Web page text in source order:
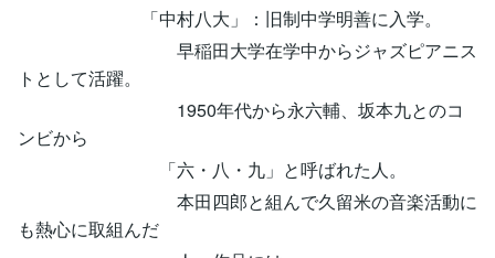
「中村八大」：旧制中学明善に入学。
早稲田大学在学中からジャズピアニス
トとして活躍。
1950年代から永六輔、坂本九とのコ
ンビから
「六・八・九」と呼ばれた人。
本田四郎と組んで久留米の音楽活動に
も熱心に取組んだ